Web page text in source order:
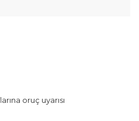
oruç uyarısı